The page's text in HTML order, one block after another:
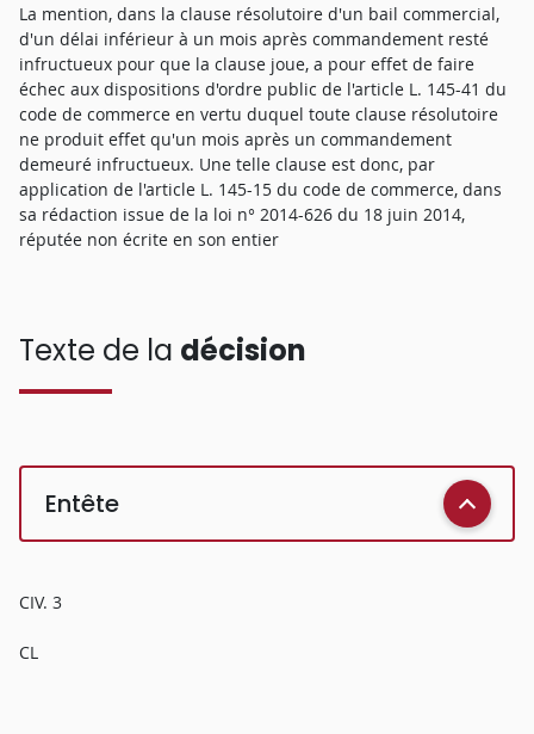
La mention, dans la clause résolutoire d'un bail commercial,
d'un délai inférieur à un mois après commandement resté
infructueux pour que la clause joue, a pour effet de faire
échec aux dispositions d'ordre public de l'article L. 145-41 du
code de commerce en vertu duquel toute clause résolutoire
ne produit effet qu'un mois après un commandement
demeuré infructueux. Une telle clause est donc, par
application de l'article L. 145-15 du code de commerce, dans
sa rédaction issue de la loi n° 2014-626 du 18 juin 2014,
réputée non écrite en son entier
Texte de la décision
Entête
CIV. 3
CL